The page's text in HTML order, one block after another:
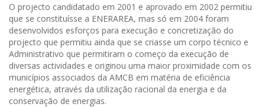
O projecto candidatado em 2001 e aprovado em 2002 permitiu
que se constituísse a ENERAREA, mas só em 2004 foram
desenvolvidos esforços para execução e concretização do
projecto que permitiu ainda que se criasse um corpo técnico e
Administrativo que permitiram o começo da execução de
diversas actividades e originou uma maior proximidade com os
municípios associados da AMCB em matéria de eficiência
energética, através da utilização racional da energia e da
conservação de energias.